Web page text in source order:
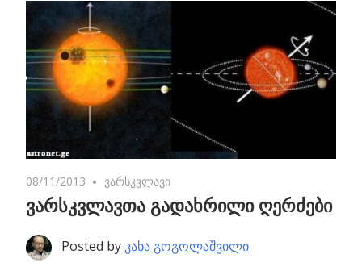
08/11/2013 No comments
ვარსკვლავი
ვარსკვლავთა გადახრილი ღერძები
Posted by კახა გოგოლაშვილი